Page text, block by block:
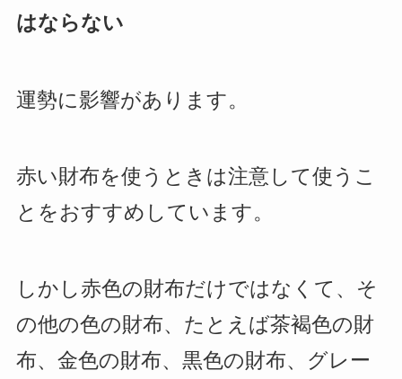
はならない
運勢に影響があります。
赤い財布を使うときは注意して使うこ
とをおすすめしています。
しかし赤色の財布だけではなくて、そ
の他の色の財布、たとえば茶褐色の財
布、金色の財布、黒色の財布、グレー